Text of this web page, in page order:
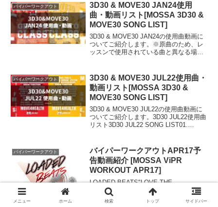
バイパーワークアウト
3D30 & MOVE30 JAN24使用
曲・動画リスト[MOSSA 3D30 &
MOVE30 SONG LIST]
3D30 & MOVE30 JAN24の使用曲動画に
ついてご紹介します。※原曲のため、レ
ッスンで使用されている曲と異なる場合
LOOK...
バイパーワークアウト
3D30 & MOVE30 JUL22使用曲・
動画リスト[MOSSA 3D30 &
MOVE30 SONG LIST]
3D30 & MOVE30 JUL22の使用曲動画に
ついてご紹介します。3D30 JUL22使用曲
リスト3D30 JUL22 SONG LIST01.
バイパーワークアウト
バイパーワークアウトAPR17予
告動画紹介 [MOSSA ViPR
WORKOUT APR17]
LOADED BEATS"LOVE THE
INTENSITY OF THIS NEW
WORKOUT!""THREE-DIMENSIONAL
メニュー ホーム 検索 トップ サイドバー